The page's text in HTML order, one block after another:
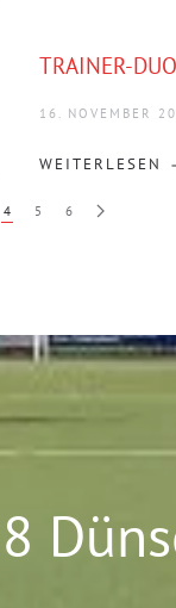
TRAINER-
16. NOVEMBER
WEITERLESEN
4 5 6